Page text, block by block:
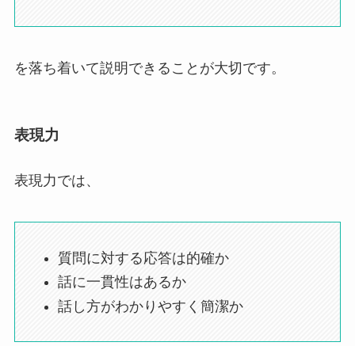
を落ち着いて説明できることが大切です。
表現力
表現力では、
質問に対する応答は的確か
話に一貫性はあるか
話し方がわかりやすく簡潔か